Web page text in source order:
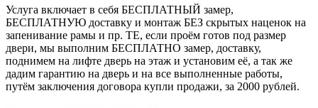
Услуга включает в себя БЕСПЛАТНЫЙ замер,
БЕСПЛАТНУЮ доставку и монтаж БЕЗ скрытых наценок на
запенивание рамы и пр. ТЕ, если проём готов под размер
двери, мы выполним БЕСПЛАТНО замер, доставку,
поднимем на лифте дверь на этаж и установим её, а так же
дадим гарантию на дверь и на все выполненные работы,
путём заключения договора купли продажи, за 2000 рублей.